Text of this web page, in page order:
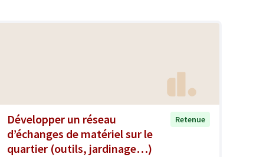
Développer un réseau
d’échanges de matériel sur le
quartier (outils, jardinage…)
Retenue